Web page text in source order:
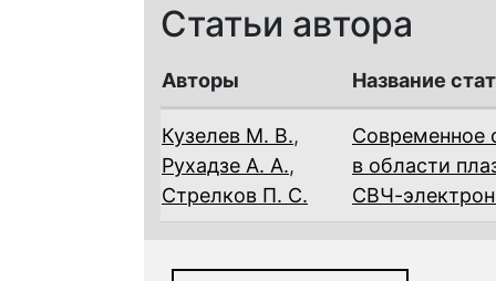
Статьи автора
Авторы Название
Кузелев М. В.,
Рухадзе А. А.,
Стрелков П. С.
Современное
в области
СВЧ-